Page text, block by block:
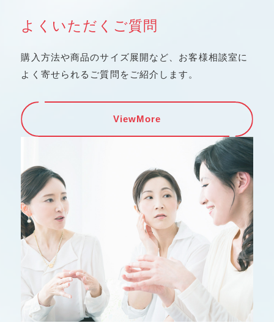
よくいただくご質問
購入方法や商品のサイズ展開など、お客様相談室に
よく寄せられるご質問をご紹介します。
ViewMore